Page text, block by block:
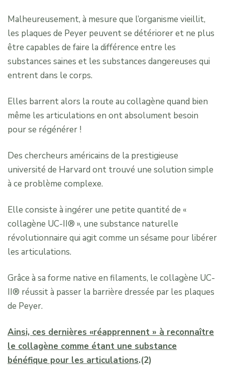
Malheureusement, à mesure que l’organisme vieillit,
les plaques de Peyer peuvent se détériorer et ne plus
être capables de faire la différence entre les
substances saines et les substances dangereuses qui
entrent dans le corps.
Elles barrent alors la route au collagène quand bien
même les articulations en ont absolument besoin
pour se régénérer !
Des chercheurs américains de la prestigieuse
université de Harvard ont trouvé une solution simple
à ce problème complexe.
Elle consiste à ingérer une petite quantité de «
collagène UC-II® », une substance naturelle
révolutionnaire qui agit comme un sésame pour libérer
les articulations.
Grâce à sa forme native en filaments, le collagène UC-
II® réussit à passer la barrière dressée par les plaques
de Peyer.
Ainsi, ces dernières «réapprennent » à reconnaître
le collagène comme étant une substance
bénéfique pour les articulations.(2)